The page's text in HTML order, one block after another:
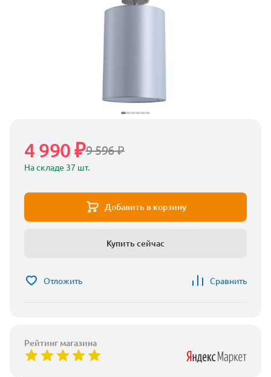
9 596 ₽
4 990 ₽
На складе 37 шт.
Добавить в корзину
Купить сейчас
Отложить Сравнить
Рейтинг магазина